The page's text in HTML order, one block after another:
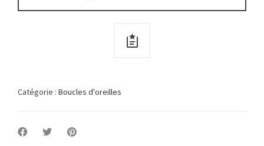
Catégorie : Boucles d'oreilles